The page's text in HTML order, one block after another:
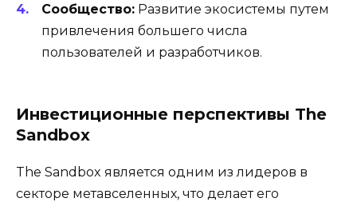
Сообщество: Развитие экосистемы путем
привлечения большего числа
пользователей и разработчиков.
Инвестиционные перспективы The
Sandbox
The Sandbox является одним из лидеров в
секторе метавселенных, что делает его